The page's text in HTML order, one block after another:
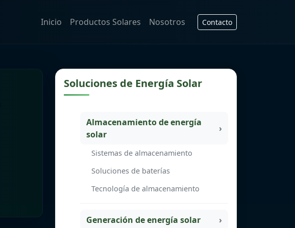
Inicio Productos Solares Nosotros Contacto
Soluciones de Energía Solar
Almacenamiento de energía
solar
Sistemas de almacenamiento
Soluciones de baterías
Tecnología de almacenamiento
Generación de energía solar